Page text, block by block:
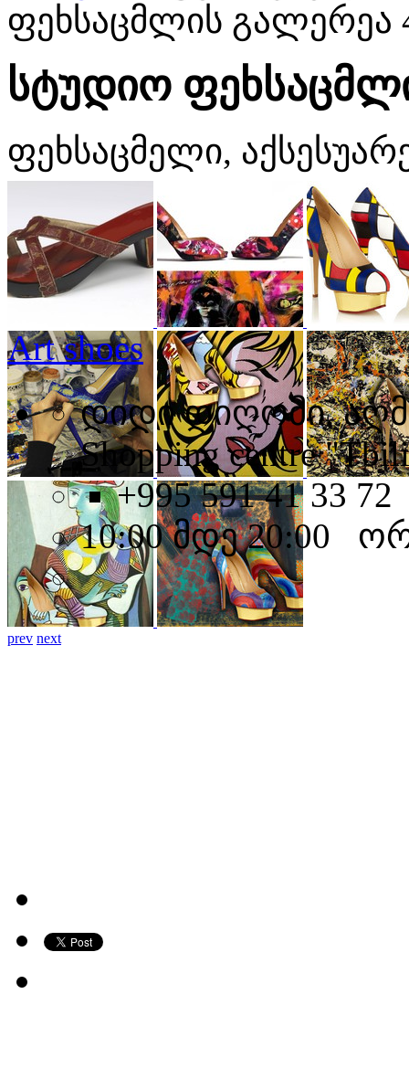
ფეხსაცმლის გალერეა
სტუდიო
ფეხსაცმელი,
prev next
Art shoes
დიდი დიღომი,
Shopping centre
+995 591 41 33 72
10:00 მდე 20:00